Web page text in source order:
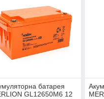
батарея
GL12650M6 12